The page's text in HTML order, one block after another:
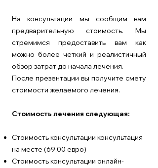
На консультации мы сообщим вам
предварительную стоимость. Мы
стремимся предоставить вам как
можно более четкий и реалистичный
обзор затрат до начала лечения.
После презентации вы получите смету
стоимости желаемого лечения.
Стоимость лечения следующая:
Стоимость консультации консультация
на месте (69,00 евро)
Стоимость консультации онлайн-